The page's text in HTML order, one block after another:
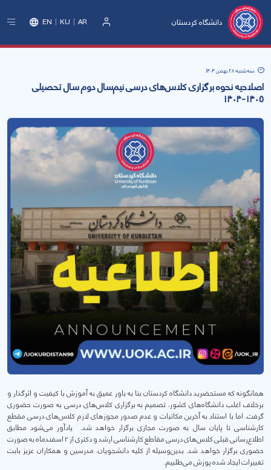
دانشگاه کردستان EN KU AR
سه‌شنبه 28 بهمن 1404
اصلاحیه نحوه برگزاری کلاس‌های درسی نیم‌سال دوم سال تحصیلی
۱۴۰۵-۱۴۰۴
همانگونه که مستحضرید دانشگاه کردستان بنا به باور عمیق به آموزش با کیفیت و اثرگذار و
برخلاف اغلب دانشگاه‌های کشور، تصمیم به برگزاری کلاس‌های درسی به صورت حضوری
گرفت. اما با استناد به آخرین مکاتبات و عدم صدور مجوز‌های لازم کلاس‌های درسی مقطع
کارشناسی تا پایان سال به صورت مجازی برگزار خواهد شد. یادآور می‌شود مطابق
اطلاع‌رسانی قبلی کلاس‌های درسی مقاطع کارشناسی ارشد و دکتری از ۲ اسفند‌ماه به صورت
حضوری برگزار خواهد شد. بدین‌وسیله از کلیه دانشجویان، مدرسین و همکاران عزیز بابت
تغییرات ایجاد شده پوزش می‌طلبیم.